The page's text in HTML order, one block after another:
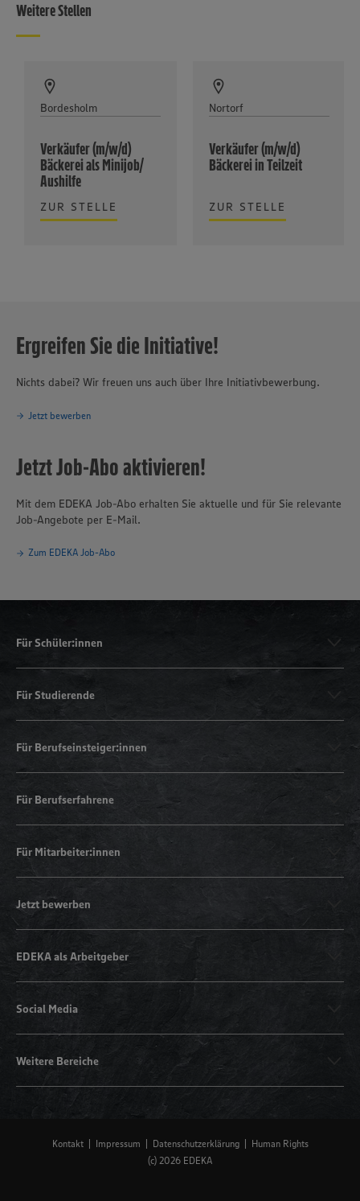
Weitere Stellen
Bordesholm
Verkäufer (m/w/d)
Bäckerei als Minijob/
Aushilfe
ZUR STELLE
Nortorf
Verkäufer (m/w/d)
Bäckerei in Teilzeit
ZUR STELLE
Ergreifen Sie die Initiative!
Nichts dabei? Wir freuen uns auch über Ihre Initiativbewerbung.
Jetzt bewerben
Jetzt Job-Abo aktivieren!
Mit dem EDEKA Job-Abo erhalten Sie aktuelle und für Sie relevante
Job-Angebote per E-Mail.
Zum EDEKA Job-Abo
Für Schüler:innen
Für Studierende
Für Berufseinsteiger:innen
Für Berufserfahrene
Für Mitarbeiter:innen
Jetzt bewerben
EDEKA als Arbeitgeber
Social Media
Weitere Bereiche
Kontakt Impressum Datenschutzerklärung
Human Rights
(c) 2026 EDEKA